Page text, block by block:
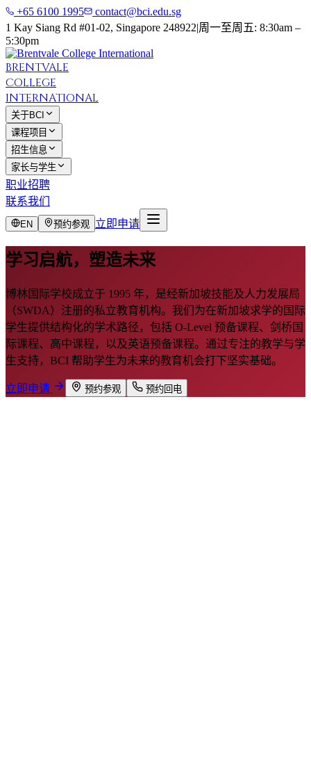
+65 6100 1995
contact@bci.edu.sg
1 Kay Siang Rd #01-02, Singapore 248922|周一至周五: 8:30am –
5:30pm
BRENTVALE
COLLEGE
INTERNATIONAL
关于BCI
课程项目
招生信息
家长与学生
职业招聘
联系我们
EN 预约参观 立即申请
学习启航， 塑造未来
博林国际学校成立于 1995 年，是经新加坡技能及人力发展局
（SWDA）注册的私立教育机构。我们为在新加坡求学的国际
学生提供结构化的学术路径，包括 O-Level 预备课程、剑桥国
际课程、高中课程，以及英语预备课程。通过专注的教学与学
生支持，BCI 帮助学生为未来的教育机会打下坚实基础。
立即申请 预约参观 预约回电